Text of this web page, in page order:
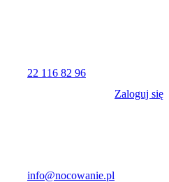
22 116 82 96
info@nocowanie.pl
Zaloguj się